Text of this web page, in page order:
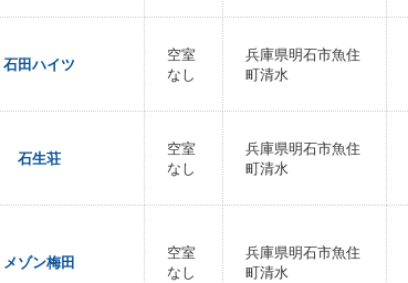
石田ハイツ
空室
なし
兵庫県明石市魚住
町清水
石生荘
空室
なし
兵庫県明石市魚住
町清水
メゾン梅田
空室
なし
兵庫県明石市魚住
町清水